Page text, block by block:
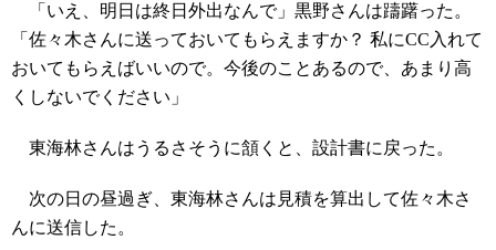
「いえ、明日は終日外出なんで」黒野さんは躊躇った。
「佐々木さんに送っておいてもらえますか？ 私にCC入れて
おいてもらえばいいので。今後のことあるので、あまり高
くしないでください」
東海林さんはうるさそうに頷くと、設計書に戻った。
次の日の昼過ぎ、東海林さんは見積を算出して佐々木さ
んに送信した。